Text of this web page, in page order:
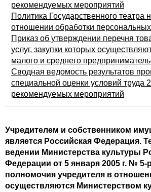
рекомендуемых мероприятий
Политика Государственного театра
отношении обработки
Приказ об утверждении перечня
услуг, закупки которых
малого и среднего
Сводная ведомость результатов
специальной оценки условий труда
рекомендуемых мероприятий
Учредителем и собственником
является Российская Федерация.
ведении Министерства культуры
Федерации от 5 января 2005 г. № 5-
полномочия учредителя в
осуществляются Министерством